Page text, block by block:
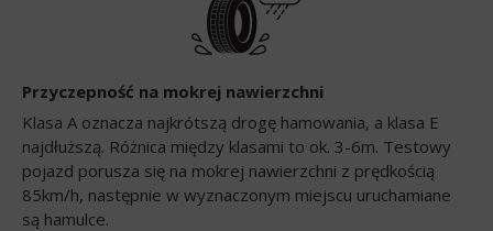
Przyczepność na mokrej nawierzchni
Klasa A oznacza najkrótszą drogę hamowania, a klasa E
najdłuższą. Różnica między klasami to ok. 3-6m. Testowy
pojazd porusza się na mokrej nawierzchni z prędkością
85km/h, następnie w wyznaczonym miejscu uruchamiane
są hamulce.